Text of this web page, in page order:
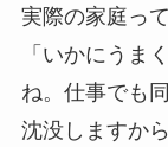
実際の家庭っ
「いかにうま
ね。仕事でも
沈没しますから